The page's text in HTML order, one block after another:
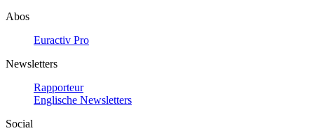
Abos
Euractiv Pro
Newsletters
Rapporteur
Englische Newsletters
Social